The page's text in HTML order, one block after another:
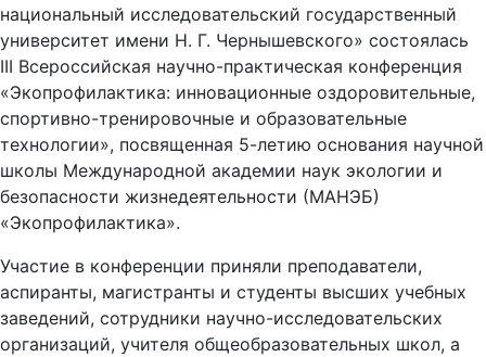
национальный исследовательский государственный
университет имени Н. Г. Чернышевского» состоялась
III Всероссийская научно-практическая конференция
«Экопрофилактика: инновационные оздоровительные,
спортивно-тренировочные и образовательные
технологии», посвященная 5-летию основания научной
школы Международной академии наук экологии и
безопасности жизнедеятельности (МАНЭБ)
«Экопрофилактика».
Участие в конференции приняли преподаватели,
аспиранты, магистранты и студенты высших учебных
заведений, сотрудники научно-исследовательских
организаций, учителя общеобразовательных школ, а